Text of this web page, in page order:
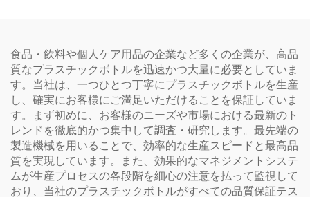
食品・飲料や個人ケア用品の企業など多くの企業が、高品
質なプラスチックボトルを迅速かつ大量に必要としていま
す。当社は、一つひとつ丁寧にプラスチックボトルを生産
し、確実にお客様にご満足いただけることを保証していま
す。まず初めに、お客様のニーズや市場における最新のト
レンドを徹底的かつ集中して調査・研究します。最先端の
製造機械を用いることで、効率的な生産スピードと最高品
質を実現しています。また、効果的なマネジメントシステ
ムが生産プロセスの各段階を細心の注意を払って監視して
おり、当社のプラスチックボトルがすべての品質保証テス